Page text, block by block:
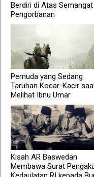
Berdiri di Atas Semangat
Pengorbanan
Pemuda yang Sedang
Taruhan Kocar-Kacir
Melihat Ibnu Umar
Kisah AR Baswedan
Membawa Surat